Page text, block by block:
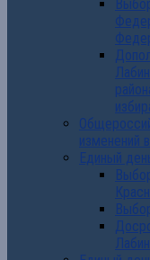
изменений
Единый